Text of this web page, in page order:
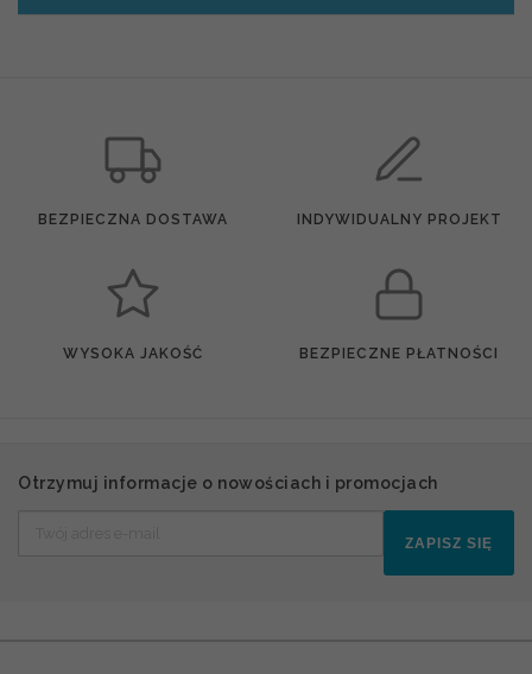
BEZPIECZNA DOSTAWA INDYWIDUALNY PROJEKT
WYSOKA JAKOŚĆ BEZPIECZNE PŁATNOŚCI
Otrzymuj informacje o nowościach i promocjach
ZAPISZ SIĘ